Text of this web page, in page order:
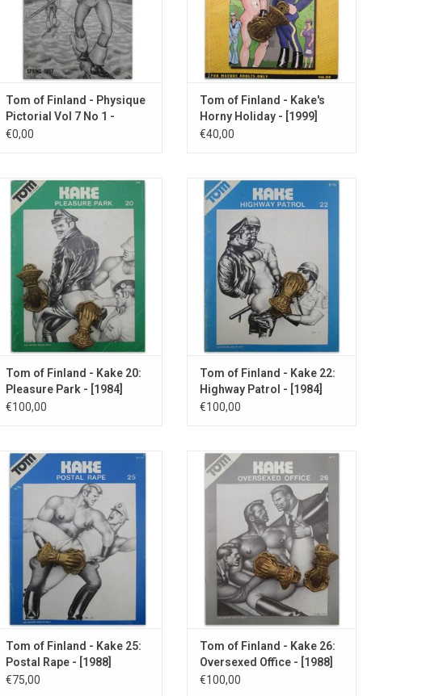
Tom of Finland - Physique
Pictorial Vol 7 No 1 -
Spring 1957
€0,00
Tom of Finland - Kake's
Horny Holiday - [1999]
€40,00
In dit nummer doet Kake mee aan
groepseks in een stadspark.
TOEVOEGEN AAN WINKELWAGEN
Tom of Finland - Kake 20:
Pleasure Park - [1984]
€100,00
Kake wordt gearresteerd door
twee potige politieagenten...
TOEVOEGEN AAN WINKELWAGEN
Tom of Finland - Kake 22:
Highway Patrol - [1984]
€100,00
In dit nummer bestraft Kake een
postbode vanwege het
beschadigen van zijn
postzending.
TOEVOEGEN AAN WINKELWAGEN
Tom of Finland - Kake 25:
Postal Rape - [1988]
€75,00
In dit laatste nummer (dat ook
hetero sex scènes bevat) werkt
Kake als Limousine chauffeur.
TOEVOEGEN AAN WINKELWAGEN
Tom of Finland - Kake 26:
Oversexed Office - [1988]
€100,00